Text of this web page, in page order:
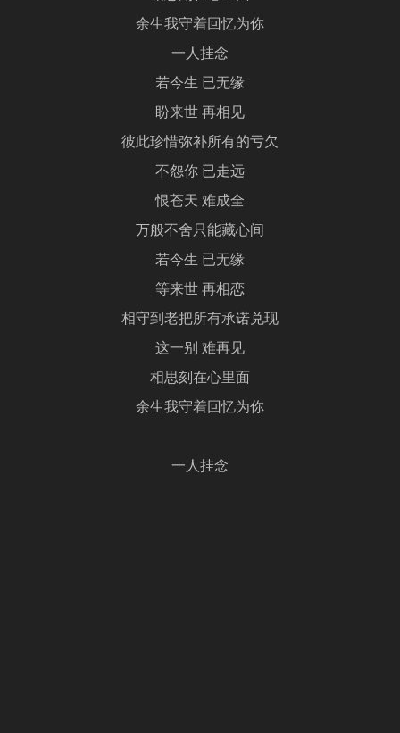
余生我守着回忆为你
一人挂念
若今生 已无缘
盼来世 再相见
彼此珍惜弥补所有的亏欠
不怨你 已走远
恨苍天 难成全
万般不舍只能藏心间
若今生 已无缘
等来世 再相恋
相守到老把所有承诺兑现
这一别 难再见
相思刻在心里面
余生我守着回忆为你
一人挂念